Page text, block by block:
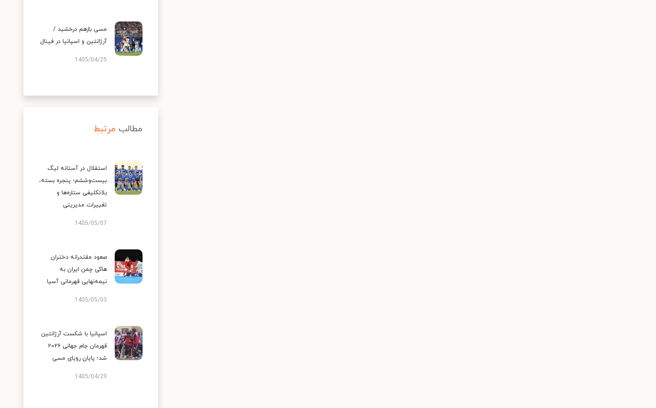
مسی بازهم درخشید /
آرژانتین و اسپانیا در فینال
1405/04/25
مطالب مرتبط
استقلال در آستانه لیگ
بیست‌وششم؛ پنجره بسته،
بلاتکلیفی ستاره‌ها و
تغییرات مدیریتی
1405/05/07
صعود مقتدرانه دختران
هاکی چمن ایران به
نیمه‌نهایی قهرمانی آسیا
1405/05/03
اسپانیا با شکست آرژانتین
قهرمان جام جهانی ۲۰۲۶
شد؛ پایان رویای مسی
1405/04/29